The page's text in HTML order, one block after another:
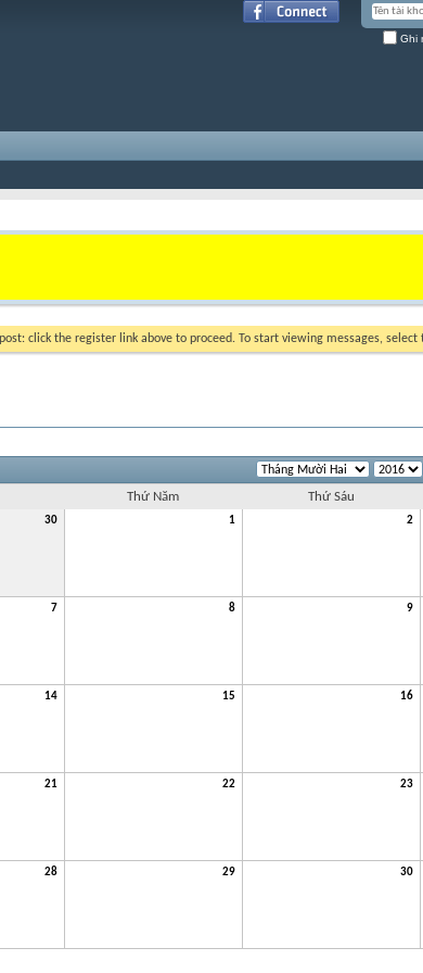
Ghi
click the register link above to proceed. To start viewing messages,
Thứ Năm Thứ Sáu
30 1 2
7 8 9
14 15 16
21 22 23
28 29 30